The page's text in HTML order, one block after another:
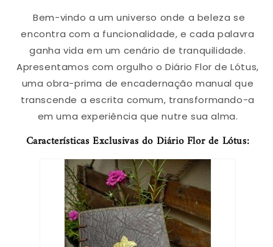
Bem-vindo a um universo onde a beleza se
encontra com a funcionalidade, e cada palavra
ganha vida em um cenário de tranquilidade.
Apresentamos com orgulho o Diário Flor de Lótus,
uma obra-prima de encadernação manual que
transcende a escrita comum, transformando-a
em uma experiência que nutre sua alma.
Características Exclusivas do Diário Flor de Lótus: